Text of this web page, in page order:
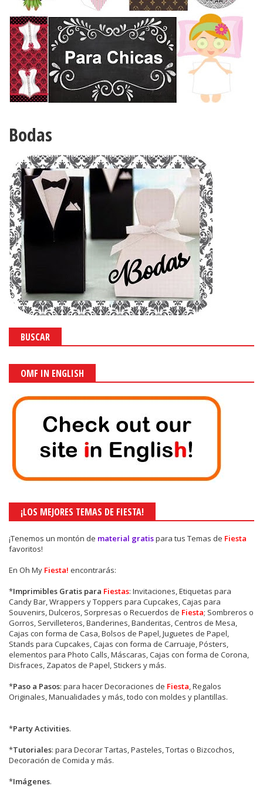
Bodas
BUSCAR
OMF IN ENGLISH
¡LOS MEJORES TEMAS DE FIESTA!
¡Tenemos un montón de material gratispara tus Temas de Fiesta
favoritos!
En Oh My Fiesta! encontrarás:
*Imprimibles Gratis para Fiestas: Invitaciones, Etiquetas para
Candy Bar, Wrappers y Toppers para Cupcakes, Cajas para
Souvenirs, Dulceros, Sorpresas o Recuerdos de Fiesta; Sombreros o
Gorros, Servilleteros, Banderines, Banderitas, Centros de Mesa,
Cajas con forma de Casa, Bolsos de Papel, Juguetes de Papel,
Stands para Cupcakes, Cajas con forma de Carruaje, Pósters,
elementos para Photo Calls, Máscaras, Cajas con forma de Corona,
Disfraces, Zapatos de Papel, Stickers y más.
*Paso a Pasos: para hacer Decoraciones de Fiesta, Regalos
Originales, Manualidades y más, todo con moldes y plantillas.
*Party Activities.
*Tutoriales: para Decorar Tartas, Pasteles, Tortas o Bizcochos,
Decoración de Comida y más.
*Imágenes.